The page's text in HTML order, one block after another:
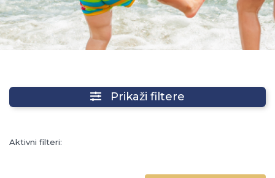
Prikaži filtere
Aktivni filteri: